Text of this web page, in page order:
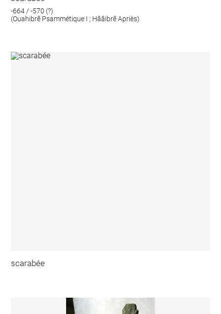
-664 / -570 (?)
(Ouahibrê Psammétique I ; Hââibrê Apriès)
scarabée